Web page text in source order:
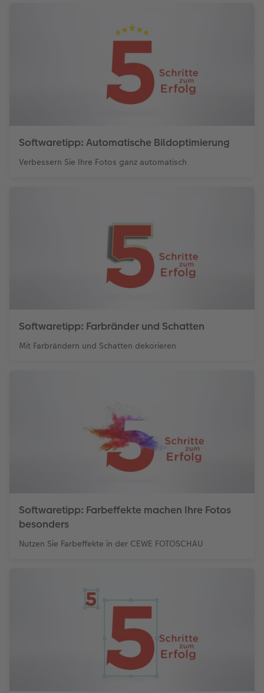
Softwaretipp: Automatische Bildoptimierung
Verbessern Sie Ihre Fotos ganz automatisch
Softwaretipp: Farbränder und Schatten
Mit Farbrändern und Schatten dekorieren
Softwaretipp: Farbeffekte machen Ihre Fotos
besonders
Nutzen Sie Farbeffekte in der CEWE FOTOSCHAU